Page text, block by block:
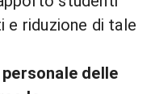
riduzione di tale
delle